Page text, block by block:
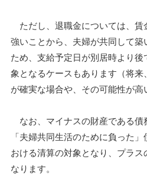
ただし、退職金については、賃
強いことから、夫婦が共同して
ため、支給予定日が別居時より
象となるケースもあります（将来
が確実な場合や、その可能性が高
なお、マイナスの財産である債
「夫婦共同生活のために負った
おける清算の対象となり、プラ
なります。